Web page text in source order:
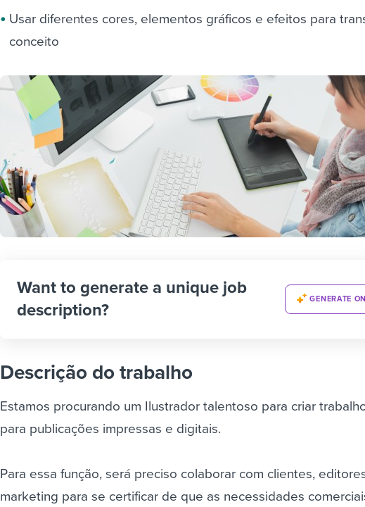
Usar diferentes cores, elementos gráficos e efeitos para
conceito
Want to generate a unique job
description?
GENERATE
Descrição do trabalho
Estamos procurando um Ilustrador talentoso para criar
para publicações impressas e digitais.
Para essa função, será preciso colaborar com clientes,
marketing para se certificar de que as necessidades